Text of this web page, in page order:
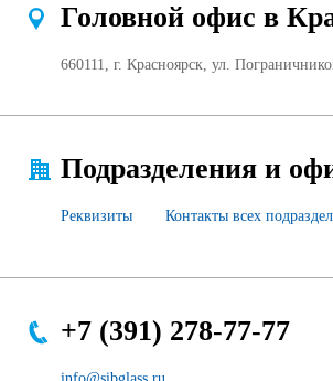
Головной офис в
660111, г. Красноярск, ул.
Подразделения и
Реквизиты Контакты всех
+7 (391) 278-77-77